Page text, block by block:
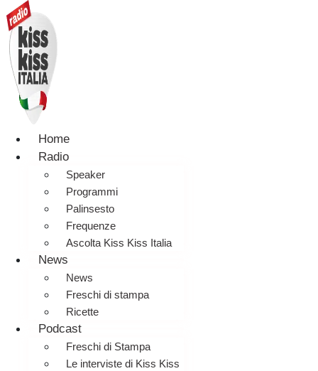
Home
Radio
Speaker
Programmi
Palinsesto
Frequenze
Ascolta Kiss Kiss Italia
News
News
Freschi di stampa
Ricette
Podcast
Freschi di Stampa
Le interviste di Kiss Kiss